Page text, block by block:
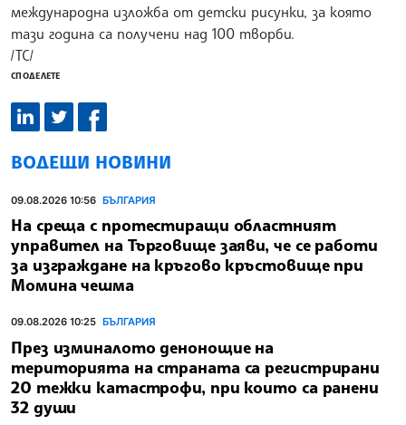
международна изложба от детски рисунки, за която
тази година са получени над 100 творби.
/ТС/
СПОДЕЛЕТЕ
ВОДЕЩИ НОВИНИ
09.08.2026 10:56 БЪЛГАРИЯ
На среща с протестиращи областният
управител на Търговище заяви, че се работи
за изграждане на кръгово кръстовище при
Момина чешма
09.08.2026 10:25 БЪЛГАРИЯ
През изминалото денонощие на
територията на страната са регистрирани
20 тежки катастрофи, при които са ранени
32 души